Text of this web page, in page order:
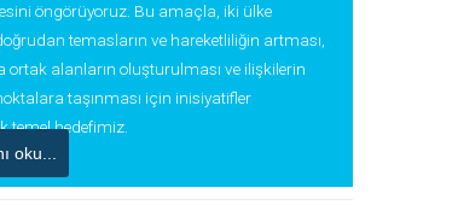
öngörüyoruz. Bu amaçla, iki ülke
temasların ve hareketliliğin artması,
ortak alanların oluşturulması ve ilişkilerin
taşınması için inisiyatifler
temel hedefimiz.
oku...